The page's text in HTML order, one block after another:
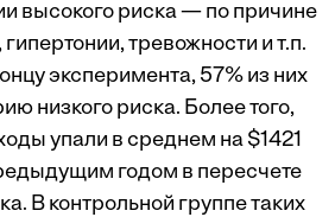
высокого риска — по причине
тревожности и т.п.
эксперимента, 57% из них
низкого риска. Более того,
упали в среднем на $1421
годом в пересчете
В контрольной группе таких